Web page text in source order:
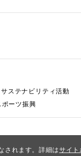
されます。詳細はサイト
ステナビリティ活動
ポーツ振興